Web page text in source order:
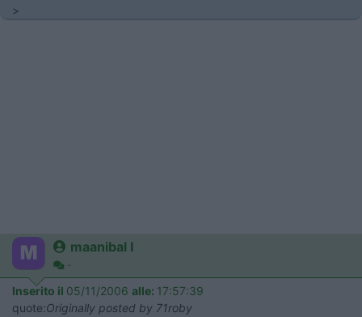
>
maanibal I
-
Inserito il 05/11/2006 alle: 17:57:39
quote:Originally posted by 71roby